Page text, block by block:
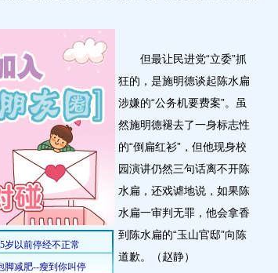
但最让民进党“立委”抓
狂的，是施明德谈起陈水扁
涉嫌的“公务机要费案”。虽
然施明德褪去了一身标志性
的“倒扁红衫”，但他现身校
园演讲仍然三句话离不开陈
水扁，还戏谑地说，如果陈
水扁一审判无罪，他会拿香
到陈水扁的“玉山官邸”向陈
道歉。（赵静）